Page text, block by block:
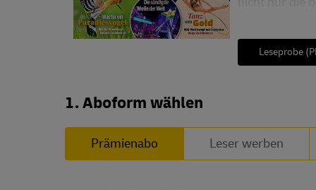
Leseprobe
Abo zusammenstellen
1. Aboform wählen
Prämienabo Leser werben